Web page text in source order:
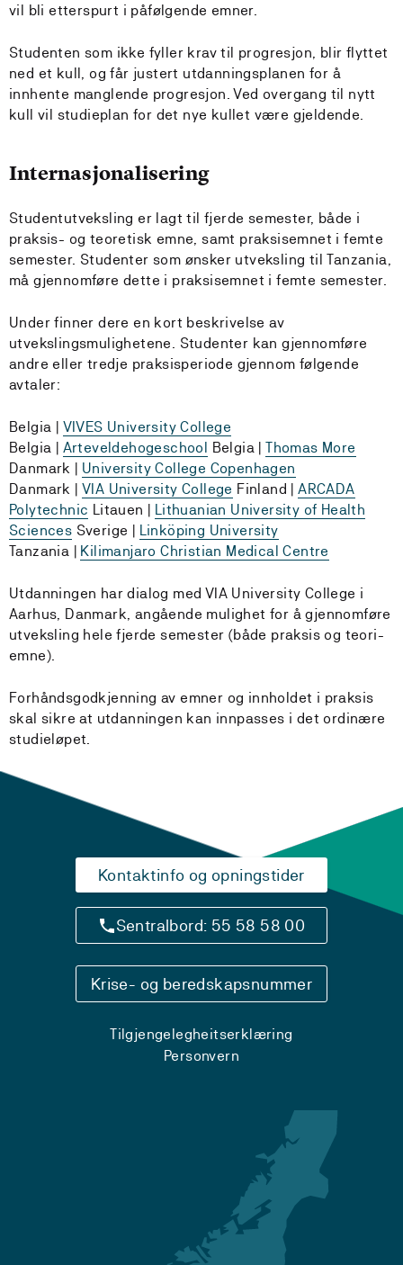
vil bli etterspurt i påfølgende emner.
Studenten som ikke fyller krav til progresjon, blir flyttet
ned et kull, og får justert utdanningsplanen for å
innhente manglende progresjon. Ved overgang til nytt
kull vil studieplan for det nye kullet være gjeldende.
Internasjonalisering
Studentutveksling er lagt til fjerde semester, både i
praksis- og teoretisk emne, samt praksisemnet i femte
semester. Studenter som ønsker utveksling til Tanzania,
må gjennomføre dette i praksisemnet i femte semester.
Under finner dere en kort beskrivelse av
utvekslingsmulighetene. Studenter kan gjennomføre
andre eller tredje praksisperiode gjennom følgende
avtaler:
Belgia | VIVES University College
Belgia | Arteveldehogeschool Belgia |Thomas More
Danmark | University College Copenhagen
Danmark |VIA University College Finland |ARCADA
Polytechnic Litauen | Lithuanian University of Health
Sciences Sverige | Linköping University
Tanzania | Kilimanjaro Christian Medical Centre
Utdanningen har dialog med VIA University College i
Aarhus, Danmark, angående mulighet for å gjennomføre
utveksling hele fjerde semester (både praksis og teori-
emne).
Forhåndsgodkjenning av emner og innholdet i praksis
skal sikre at utdanningen kan innpasses i det ordinære
studieløpet.
Kontaktinfo og opningstider
Sentralbord: 55 58 58 00
Krise- og beredskapsnummer
Tilgjengelegheitserklæring
Personvern